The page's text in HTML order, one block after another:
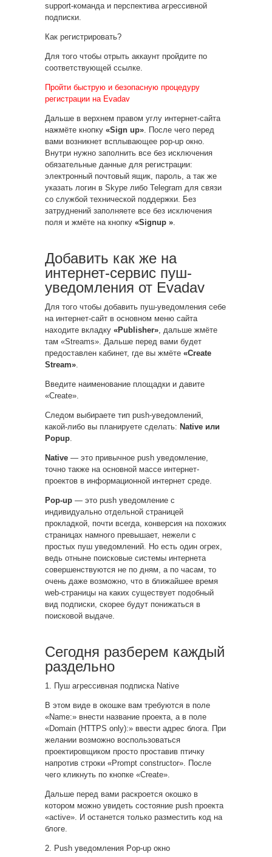
support-команда и перспектива агрессивной
подписки.
Как регистрировать?
Для того чтобы отрыть аккаунт пройдите по
соответствующей ссылке.
Пройти быструю и безопасную процедуру
регистрации на Evadav
Дальше в верхнем правом углу интернет-сайта
нажмёте кнопку «Sign up» . После чего перед
вами возникнет всплывающее pop-up окно.
Внутри нужно заполнить все без исключения
обязательные данные для регистрации:
электронный почтовый ящик, пароль, а так же
указать логин в Skype либо Telegram для связи
со службой технической поддержки. Без
затруднений заполняете все без исключения
поля и жмёте на кнопку «Signup »
Добавить как же на
интернет-сервис пуш-
уведомления от Evadav
Для того чтобы добавить пуш-уведомления себе
на интернет-сайт в основном меню сайта
находите вкладку «Publisher» , дальше жмёте
там «Streams». Дальше перед вами будет
предоставлен кабинет, где вы жмёте «Create
Stream»
Введите наименование площадки и давите
«Create».
Следом выбираете тип push-уведомлений,
какой-либо вы планируете сделать: Native или
Popup
Native — это привычное push уведомление,
точно также на основной массе интернет-
проектов в информационной интернет среде.
Pop-up — это push уведомление с
индивидуально отдельной страницей
прокладкой, почти всегда, конверсия на похожих
страницах намного превышает, нежели с
простых пуш уведомлений. Но есть один огрех,
ведь отныне поисковые системы интернета
совершенствуются не по дням, а по часам, то
очень даже возможно, что в ближайшее время
web-страницы на каких существует подобный
вид подписки, скорее будут понижаться в
поисковой выдаче.
Сегодня разберем каждый
раздельно
1. Пуш агрессивная подписка Native
В этом виде в окошке вам требуются в поле
«Name:» внести название проекта, а в поле
«Domain (HTTPS only):» ввести адрес блога. При
желании возможно воспользоваться
проектировщиком просто проставив птичку
напротив строки «Prompt constructor». После
чего кликнуть по кнопке «Create».
Дальше перед вами раскроется окошко в
котором можно увидеть состояние push проекта
«active». И останется только разместить код на
блоге.
2. Push уведомления Pop-up окно